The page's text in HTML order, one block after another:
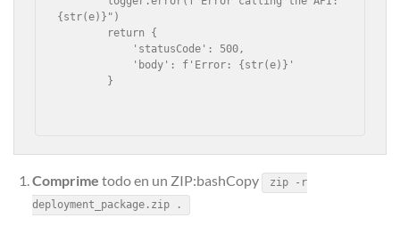
{str(e)}")
Comprime todo en un ZIP:bashCopy
zip -r
deployment_package.zip .